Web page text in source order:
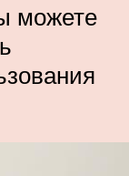
можете